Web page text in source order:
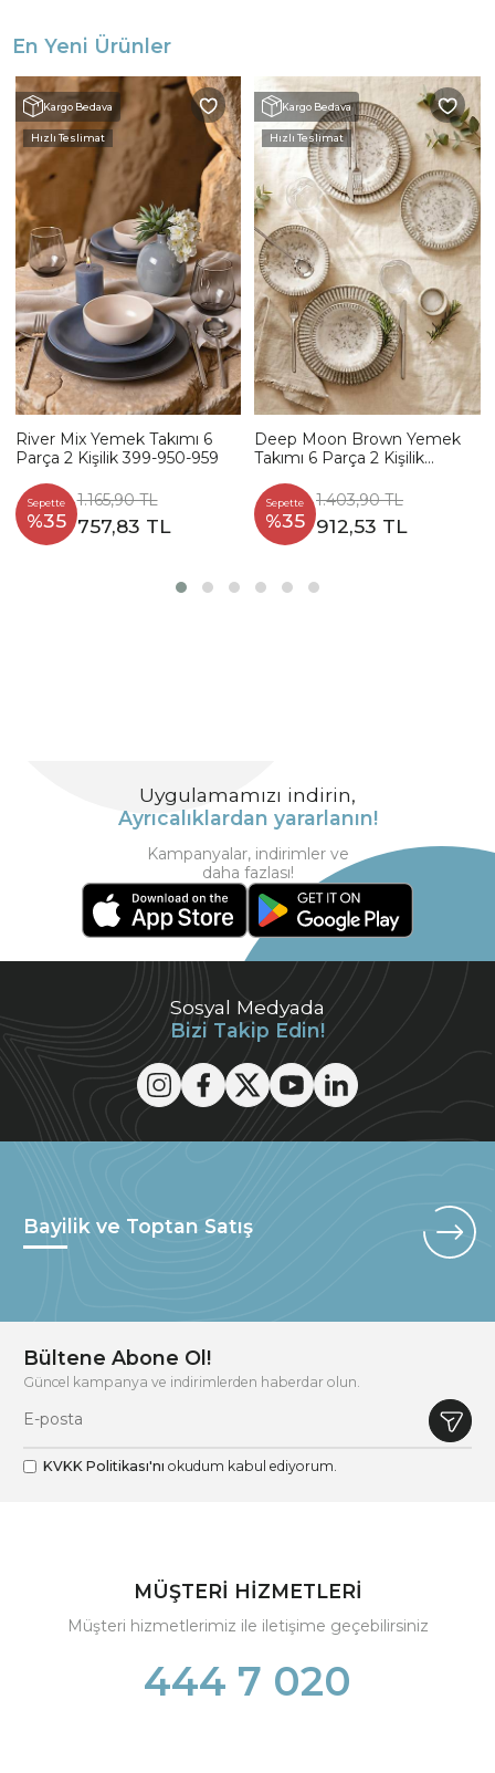
En Yeni Ürünler
Kargo Bedava
Hızlı Teslimat
River Mix Yemek Takımı 6
Parça 2 Kişilik 399-950-959
Sepette
%35
1.165,90 TL
757,83 TL
Kargo Bedava
Hızlı Teslimat
Deep Moon Brown Yemek
Takımı 6 Parça 2 Kişilik
Sepette
%35
1.403,90 TL
912,53 TL
Sosyal Medyada
Bizi Takip Edin!
Uygulamamızı indirin,
Ayrıcalıklardan yararlanın!
Kampanyalar, indirimler ve
daha fazlası!
Bayilik ve Toptan Satış
Bültene Abone Ol!
Güncel kampanya ve indirimlerden haberdar olun.
KVKK Politikası'nı okudum kabul ediyorum.
MÜŞTERİ HİZMETLERİ
Müşteri hizmetlerimiz ile iletişime geçebilirsiniz
444 7 020